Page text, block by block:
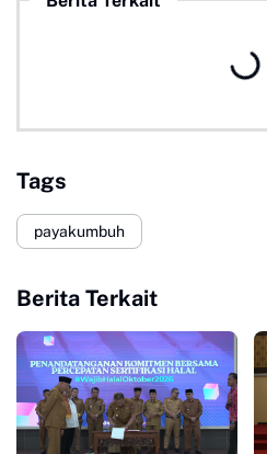
Tags
payakumbuh
Berita Terkait